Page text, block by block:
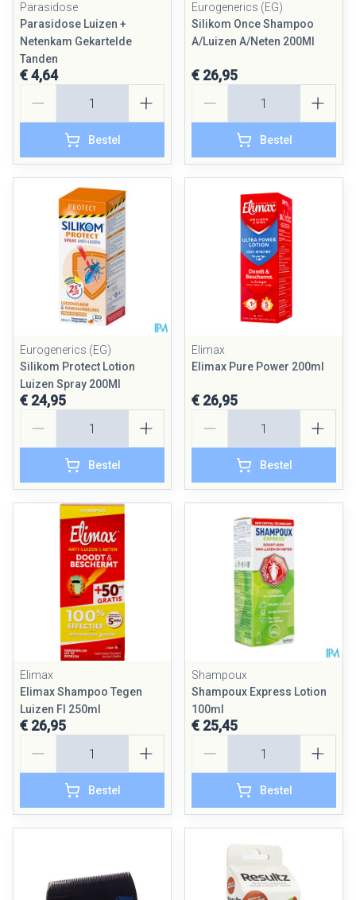
Parasidose
Parasidose Luizen +
Netenkam Gekartelde
Tanden
€ 4,64
Bestel
Eurogenerics (EG)
Silikom Once Shampoo
A/Luizen A/Neten 200Ml
€ 26,95
Bestel
Eurogenerics (EG)
Silikom Protect Lotion
Luizen Spray 200Ml
€ 24,95
Bestel
Elimax
Elimax Pure Power 200ml
€ 26,95
Bestel
Elimax
Elimax Shampoo Tegen
Luizen Fl 250ml
€ 26,95
Bestel
Shampoux
Shampoux Express Lotion
100ml
€ 25,45
Bestel